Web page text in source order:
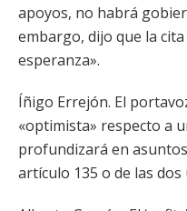
apoyos, no habrá
embargo, dijo que la
esperanza».
Íñigo Errejón. El
«optimista» respecto a
profundizará en
artículo 135 o de las